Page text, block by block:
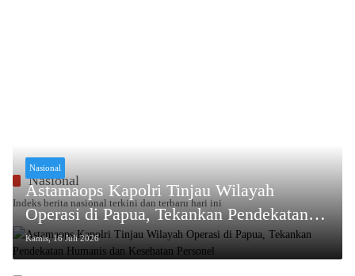
Nasional
Indeks berita nasional terkini dan terbaru hari ini
Nasional
Astamaops Kapolri Tinjau Wilayah
Operasi di Papua, Tekankan Pendekatan
Humanis dan Kesehatan Personel
Kamis, 16 Juli 2026